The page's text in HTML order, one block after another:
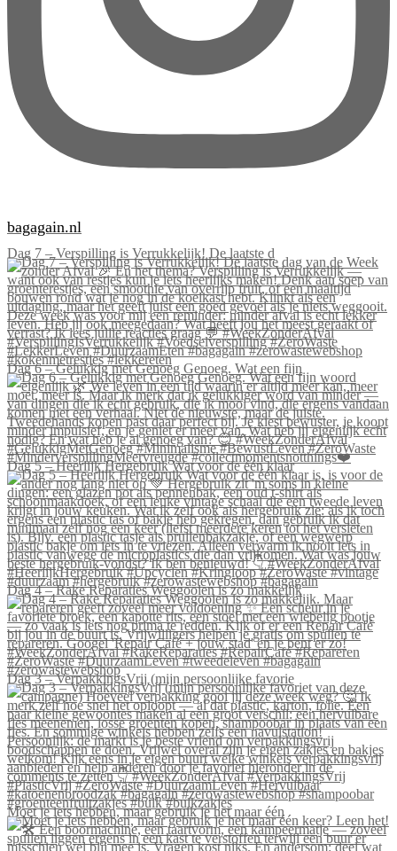
bagagain.nl
Dag 7 – Verspilling is Verrukkelijk! De laatste d
Dag 6 – Gelukkig met Genoeg Genoeg. Wat een fijn
Dag 5 – Heerlijk Hergebruik Wat voor de één klaar
Dag 4 – Rake Reparaties Weggooien is zo makkelijk
Dag 3 – VerpakkingsVrij (mijn persoonlijke favorie
Moet je iets hebben, maar gebruik je het maar één